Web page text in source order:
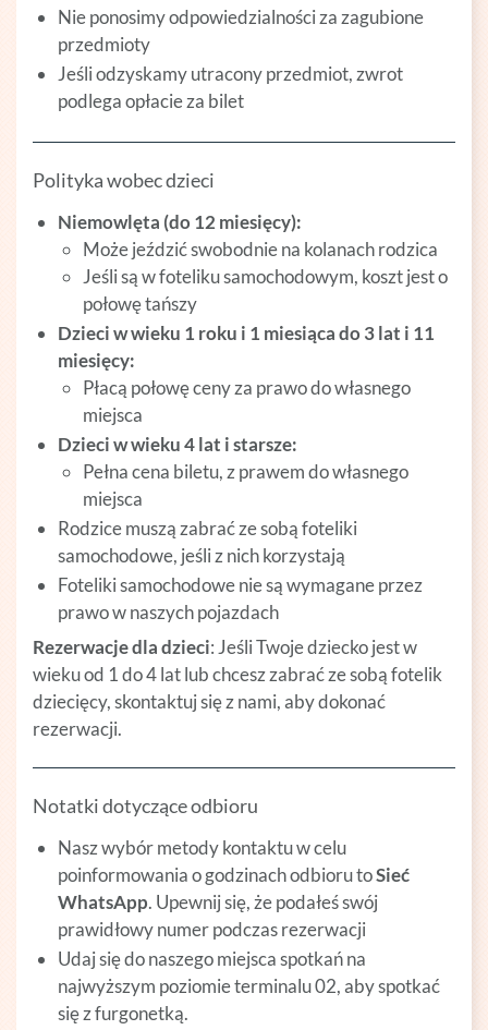
Nie ponosimy odpowiedzialności za zagubione
przedmioty
Jeśli odzyskamy utracony przedmiot, zwrot
podlega opłacie za bilet
Polityka wobec dzieci
Niemowlęta (do 12 miesięcy):
Może jeździć swobodnie na kolanach rodzica
Jeśli są w foteliku samochodowym, koszt jest o
połowę tańszy
Dzieci w wieku 1 roku i 1 miesiąca do 3 lat i 11
miesięcy:
Płacą połowę ceny za prawo do własnego
miejsca
Dzieci w wieku 4 lat i starsze:
Pełna cena biletu, z prawem do własnego
miejsca
Rodzice muszą zabrać ze sobą foteliki
samochodowe, jeśli z nich korzystają
Foteliki samochodowe nie są wymagane przez
prawo w naszych pojazdach
Rezerwacje dla dzieci: Jeśli Twoje dziecko jest w
wieku od 1 do 4 lat lub chcesz zabrać ze sobą fotelik
dziecięcy, skontaktuj się z nami, aby dokonać
rezerwacji.
Notatki dotyczące odbioru
Nasz wybór metody kontaktu w celu
poinformowania o godzinach odbioru toSieć
WhatsApp. Upewnij się, że podałeś swój
prawidłowy numer podczas rezerwacji
Udaj się do naszego miejsca spotkań na
najwyższym poziomie terminalu 02, aby spotkać
się z furgonetką.